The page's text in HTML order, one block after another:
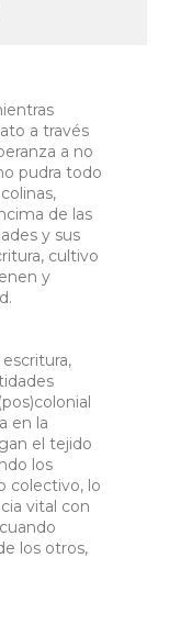
a través
a no
pudra todo
de las
y sus
cultivo
y
en la
el tejido
los
colectivo, lo
vital con
los otros,